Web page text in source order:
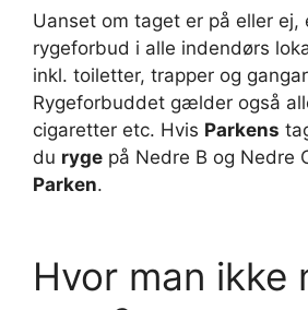
Uanset om taget er på eller ej,
rygeforbud i alle indendørs
inkl. toiletter, trapper og
Rygeforbuddet gælder også
cigaretter etc. Hvis Parkens
du ryge på Nedre B og Nedre
Parken.
Hvor man ikke